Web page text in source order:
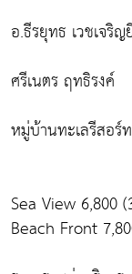
อ.ธีรยุทธ เวชเจริญ
ศรีเนตร ฤทธิรงค์
หมู่บ้านทะเลรีสอ
Sea View 6,800
Beach Front